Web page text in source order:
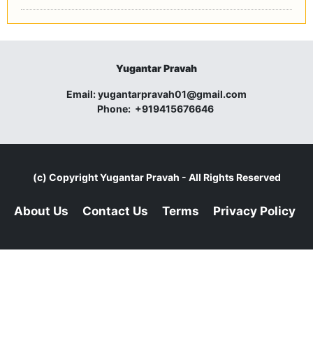
Yugantar Pravah
Email:yugantarpravah01@gmail.com
Phone: +919415676646
(c) CopyrightYugantar Pravah - All Rights Reserved
About Us Contact Us Terms Privacy Policy